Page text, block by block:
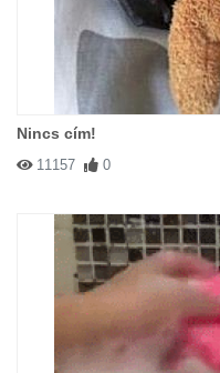
Nincs cím!
11157 0